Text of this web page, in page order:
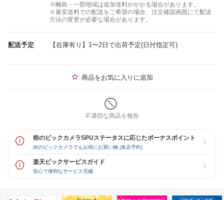
※離島・一部地域は追加送料がかかる場合があります。
※最安送料での配送をご希望の場合、注文確認画面にて配送
方法の変更が必要な場合があります。
配送予定 【在庫有り】1〜2日で出荷予定(日付指定可)
商品をお気に入りに追加
不適切な商品を報告
街のビックカメラSPUステータスに応じたボーナスポイント
街のビックカメラでもお得にお買い物 (来店予約)
楽天ビックサービスガイド
安心で便利なサービス完備